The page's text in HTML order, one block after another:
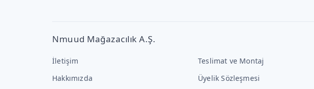
Nmuud Mağazacılık A.Ş.
İletişim
Hakkımızda
Teslimat ve Montaj
Üyelik Sözleşmesi